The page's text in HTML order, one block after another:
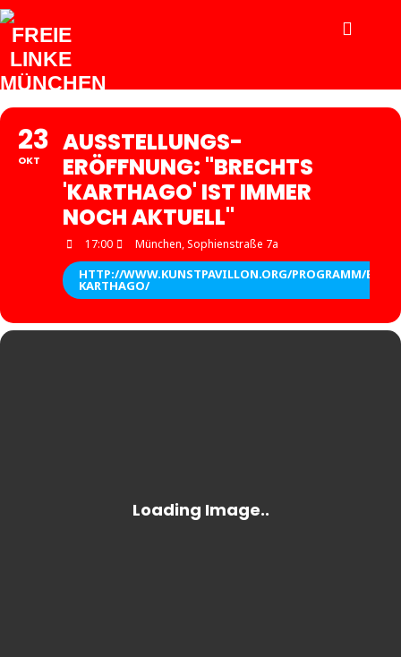
Zum
Inhalt
springen
23
OKT
AUSSTELLUNGS-
ERÖFFNUNG: "BRECHTS
'KARTHAGO' IST IMMER
NOCH AKTUELL"
17:00 München, Sophienstraße 7a
HTTP://WWW.KUNSTPAVILLON.ORG/PROGRAMM/
KARTHAGO/